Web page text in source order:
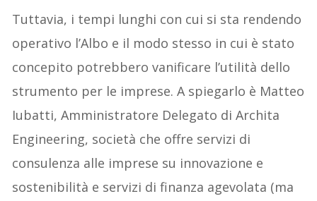
Tuttavia, i tempi lunghi con cui si sta rendendo
operativo l’Albo e il modo stesso in cui è stato
concepito potrebbero vanificare l’utilità dello
strumento per le imprese. A spiegarlo è Matteo
Iubatti, Amministratore Delegato di Archita
Engineering, società che offre servizi di
consulenza alle imprese su innovazione e
sostenibilità e servizi di finanza agevolata (ma